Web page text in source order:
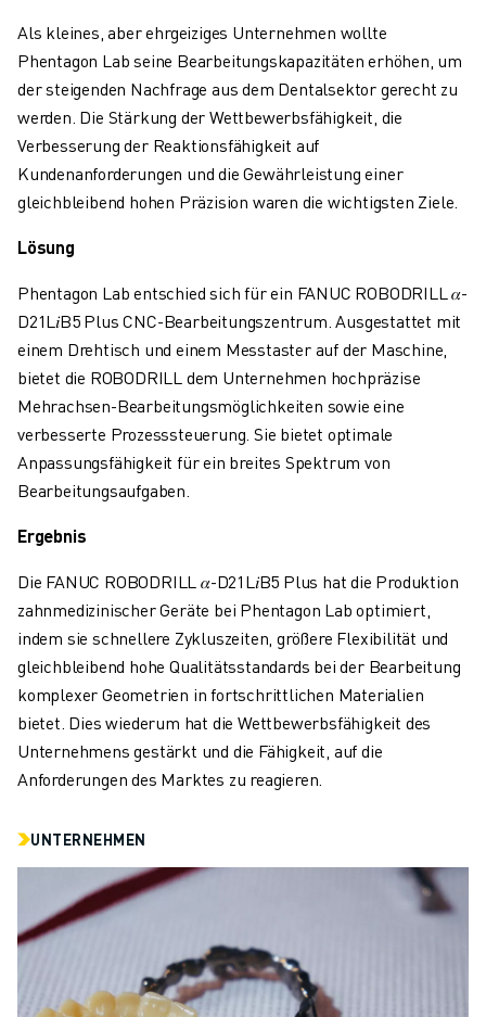
FANUC IN EUROPA
UNSERE STANDORTE
NACHHALTIGKEIT
KARRIERE
GESTALTEN SIE IHRE ZUKUNFT MIT FANUC
JETZT BEWERBEN » KARRIEREPORTAL
KONTAKT
STANDORTE
IMPRESSUM
Als kleines, aber ehrgeiziges Unternehmen wollte
Phentagon Lab seine Bearbeitungskapazitäten erhöhen, um
der steigenden Nachfrage aus dem Dentalsektor gerecht zu
werden. Die Stärkung der Wettbewerbsfähigkeit, die
Verbesserung der Reaktionsfähigkeit auf
Kundenanforderungen und die Gewährleistung einer
gleichbleibend hohen Präzision waren die wichtigsten Ziele.
Lösung
Phentagon Lab entschied sich für ein FANUC ROBODRILL𝛼-
D21L𝑖B5 Plus CNC-Bearbeitungszentrum. Ausgestattet mit
einem Drehtisch und einem Messtaster auf der Maschine,
bietet die ROBODRILL dem Unternehmen hochpräzise
Mehrachsen-Bearbeitungsmöglichkeiten sowie eine
verbesserte Prozesssteuerung. Sie bietet optimale
Anpassungsfähigkeit für ein breites Spektrum von
Bearbeitungsaufgaben.
Ergebnis
Die FANUC ROBODRILL𝛼-D21L 𝑖B5 Plus hat die Produktion
zahnmedizinischer Geräte bei Phentagon Lab optimiert,
indem sie schnellere Zykluszeiten, größere Flexibilität und
gleichbleibend hohe Qualitätsstandards bei der Bearbeitung
komplexer Geometrien in fortschrittlichen Materialien
bietet. Dies wiederum hat die Wettbewerbsfähigkeit des
Unternehmens gestärkt und die Fähigkeit, auf die
Anforderungen des Marktes zu reagieren.
UNTERNEHMEN